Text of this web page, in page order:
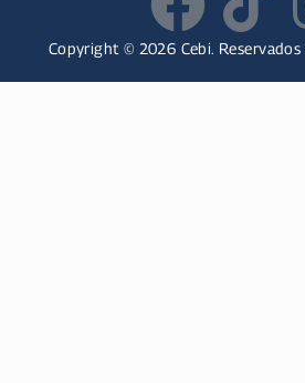
Copyright © 2026 Cebi. Reservados